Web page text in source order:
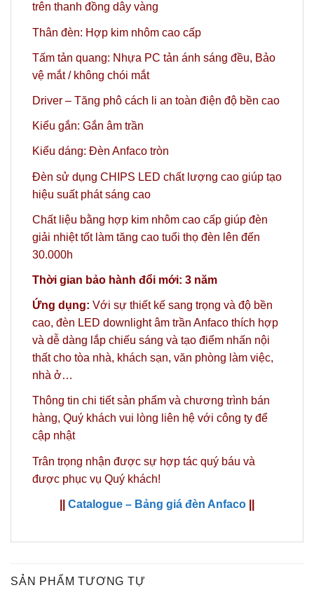
trên thanh đồng dây vàng
Thân đèn: Hợp kim nhôm cao cấp
Tấm tản quang: Nhựa PC tản ánh sáng đều, Bảo
vệ mắt / không chói mắt
Driver – Tăng phô cách li an toàn điện độ bền cao
Kiểu gắn: Gắn âm trần
Kiểu dáng: Đèn Anfaco tròn
Đèn sử dụng CHIPS LED chất lượng cao giúp tạo
hiệu suất phát sáng cao
Chất liệu bằng hợp kim nhôm cao cấp giúp đèn
giải nhiệt tốt làm tăng cao tuổi thọ đèn lên đến
30.000h
Thời gian bảo hành đổi mới: 3 năm
Ứng dụng: Với sự thiết kế sang trọng và độ bền
cao, đèn LED downlight âm trần Anfaco thích hợp
và dễ dàng lắp chiếu sáng và tạo điểm nhấn nội
thất cho tòa nhà, khách sạn, văn phòng làm việc,
nhà ở…
Thông tin chi tiết sản phẩm và chương trình bán
hàng, Quý khách vui lòng liên hệ với công ty để
cập nhật
Trân trọng nhận được sự hợp tác quý báu và
được phục vụ Quý khách!
Catalogue – Bảng giá đèn Anfaco
SẢN PHẨM TƯƠNG TỰ